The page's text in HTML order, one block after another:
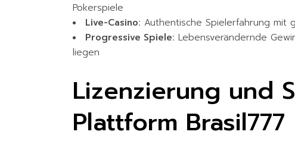
Pokerspiele
Live-Casino: Authentische Spielerfahrung mit
Progressive Spiele: Lebensverändernde
liegen
Lizenzierung und
Plattform Brasil777